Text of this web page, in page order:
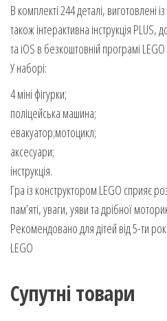
В комплекті 244 деталі, виготовлені
також інтерактивна інструкція
та iOS в безкоштовній програмі
У наборі:
4 міні фігурки;
поліцейська машина;
евакуатор;мотоцикл;
аксесуари;
інструкція.
Гра із конструктором LEGO сприяє
пам’яті, уваги, уяви та дрібної
Рекомендовано для дітей від 5-ти
LEGO
Супутні товари